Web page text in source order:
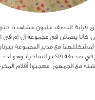
قرابة النصف مليون مشاهدة
كانا يعملان في مجموعة إل إم
مع مدير المجموعة
صحيفة فاكير الساخرة، وهو
مع الجمهور. معجبوا أفلام